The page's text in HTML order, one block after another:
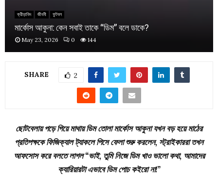
ক্রীড়াবিদ জীবনী ফুটবল
মার্কোস আকুনা: কেন সবাই তাকে “ডিম” বলে ডাকে?
May 23, 2026 0 144
SHARE 2
ছোটবেলায় পড়ে গিয়ে মাথায় ডিম তোলা মার্কোস আকুনা যখন বড় হয়ে মাঠের
প্রতিপক্ষকে ফিজিক্যাল ট্যাকলে পিসে ফেলা শুরু করলেন, স্ট্রাইকাররা তখন
আফসোস করে বলতে লাগল “ভাই, তুমি নিজে ডিম খাও ভালো কথা, আমাদের
ক্যারিয়ারটা এভাবে ডিম পোচ কইরো না!”